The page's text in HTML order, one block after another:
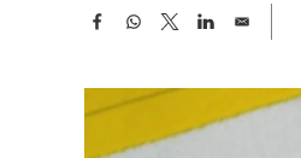
F
e
b
W
t
A
T
w
t
e
L
k
d
E
i
l